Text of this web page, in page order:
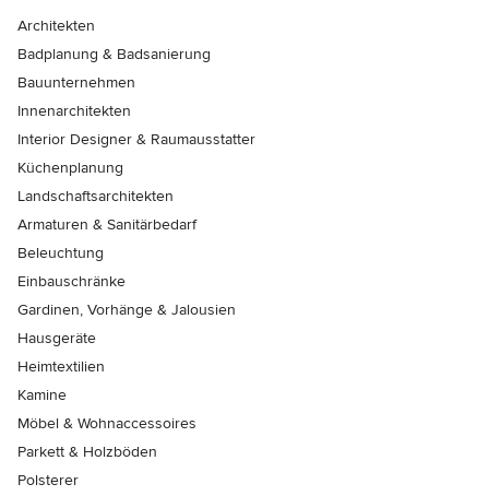
Architekten
Badplanung & Badsanierung
Bauunternehmen
Innenarchitekten
Interior Designer & Raumausstatter
Küchenplanung
Landschaftsarchitekten
Armaturen & Sanitärbedarf
Beleuchtung
Einbauschränke
Gardinen, Vorhänge & Jalousien
Hausgeräte
Heimtextilien
Kamine
Möbel & Wohnaccessoires
Parkett & Holzböden
Polsterer